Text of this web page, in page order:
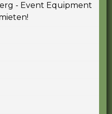
- Event Equipment